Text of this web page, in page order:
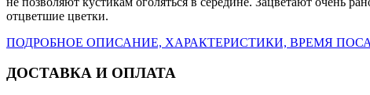
отцветшие цветки.
ПОДРОБНОЕ ОПИСАНИЕ, ХАРАКТЕРИСТИКИ, ВРЕМЯ
ДОСТАВКА И ОПЛАТА